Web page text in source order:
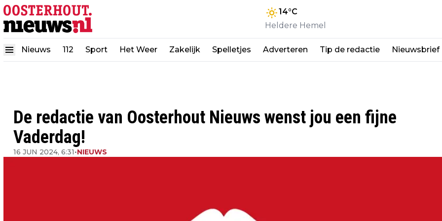
14°C
Heldere Hemel
Nieuws 112 Sport Het Weer Zakelijk Spelletjes Adverteren Tip de redactie Nieuwsbrief
De redactie van Oosterhout Nieuws wenst jou een fijne
Vaderdag!
16 JUN 2024, 6:31•NIEUWS